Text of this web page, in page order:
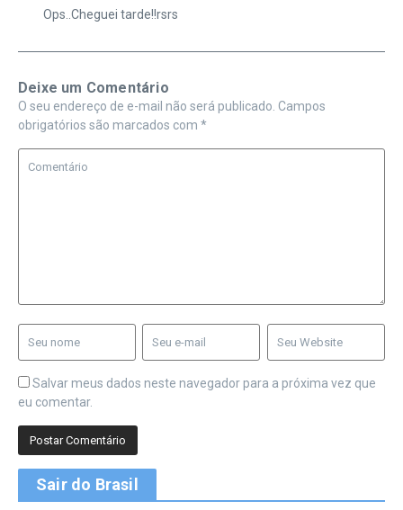
Ops..Cheguei tarde!!rsrs
Deixe um Comentário
O seu endereço de e-mail não será publicado. Campos
obrigatórios são marcados com *
Salvar meus dados neste navegador para a próxima vez que
eu comentar.
Sair do Brasil